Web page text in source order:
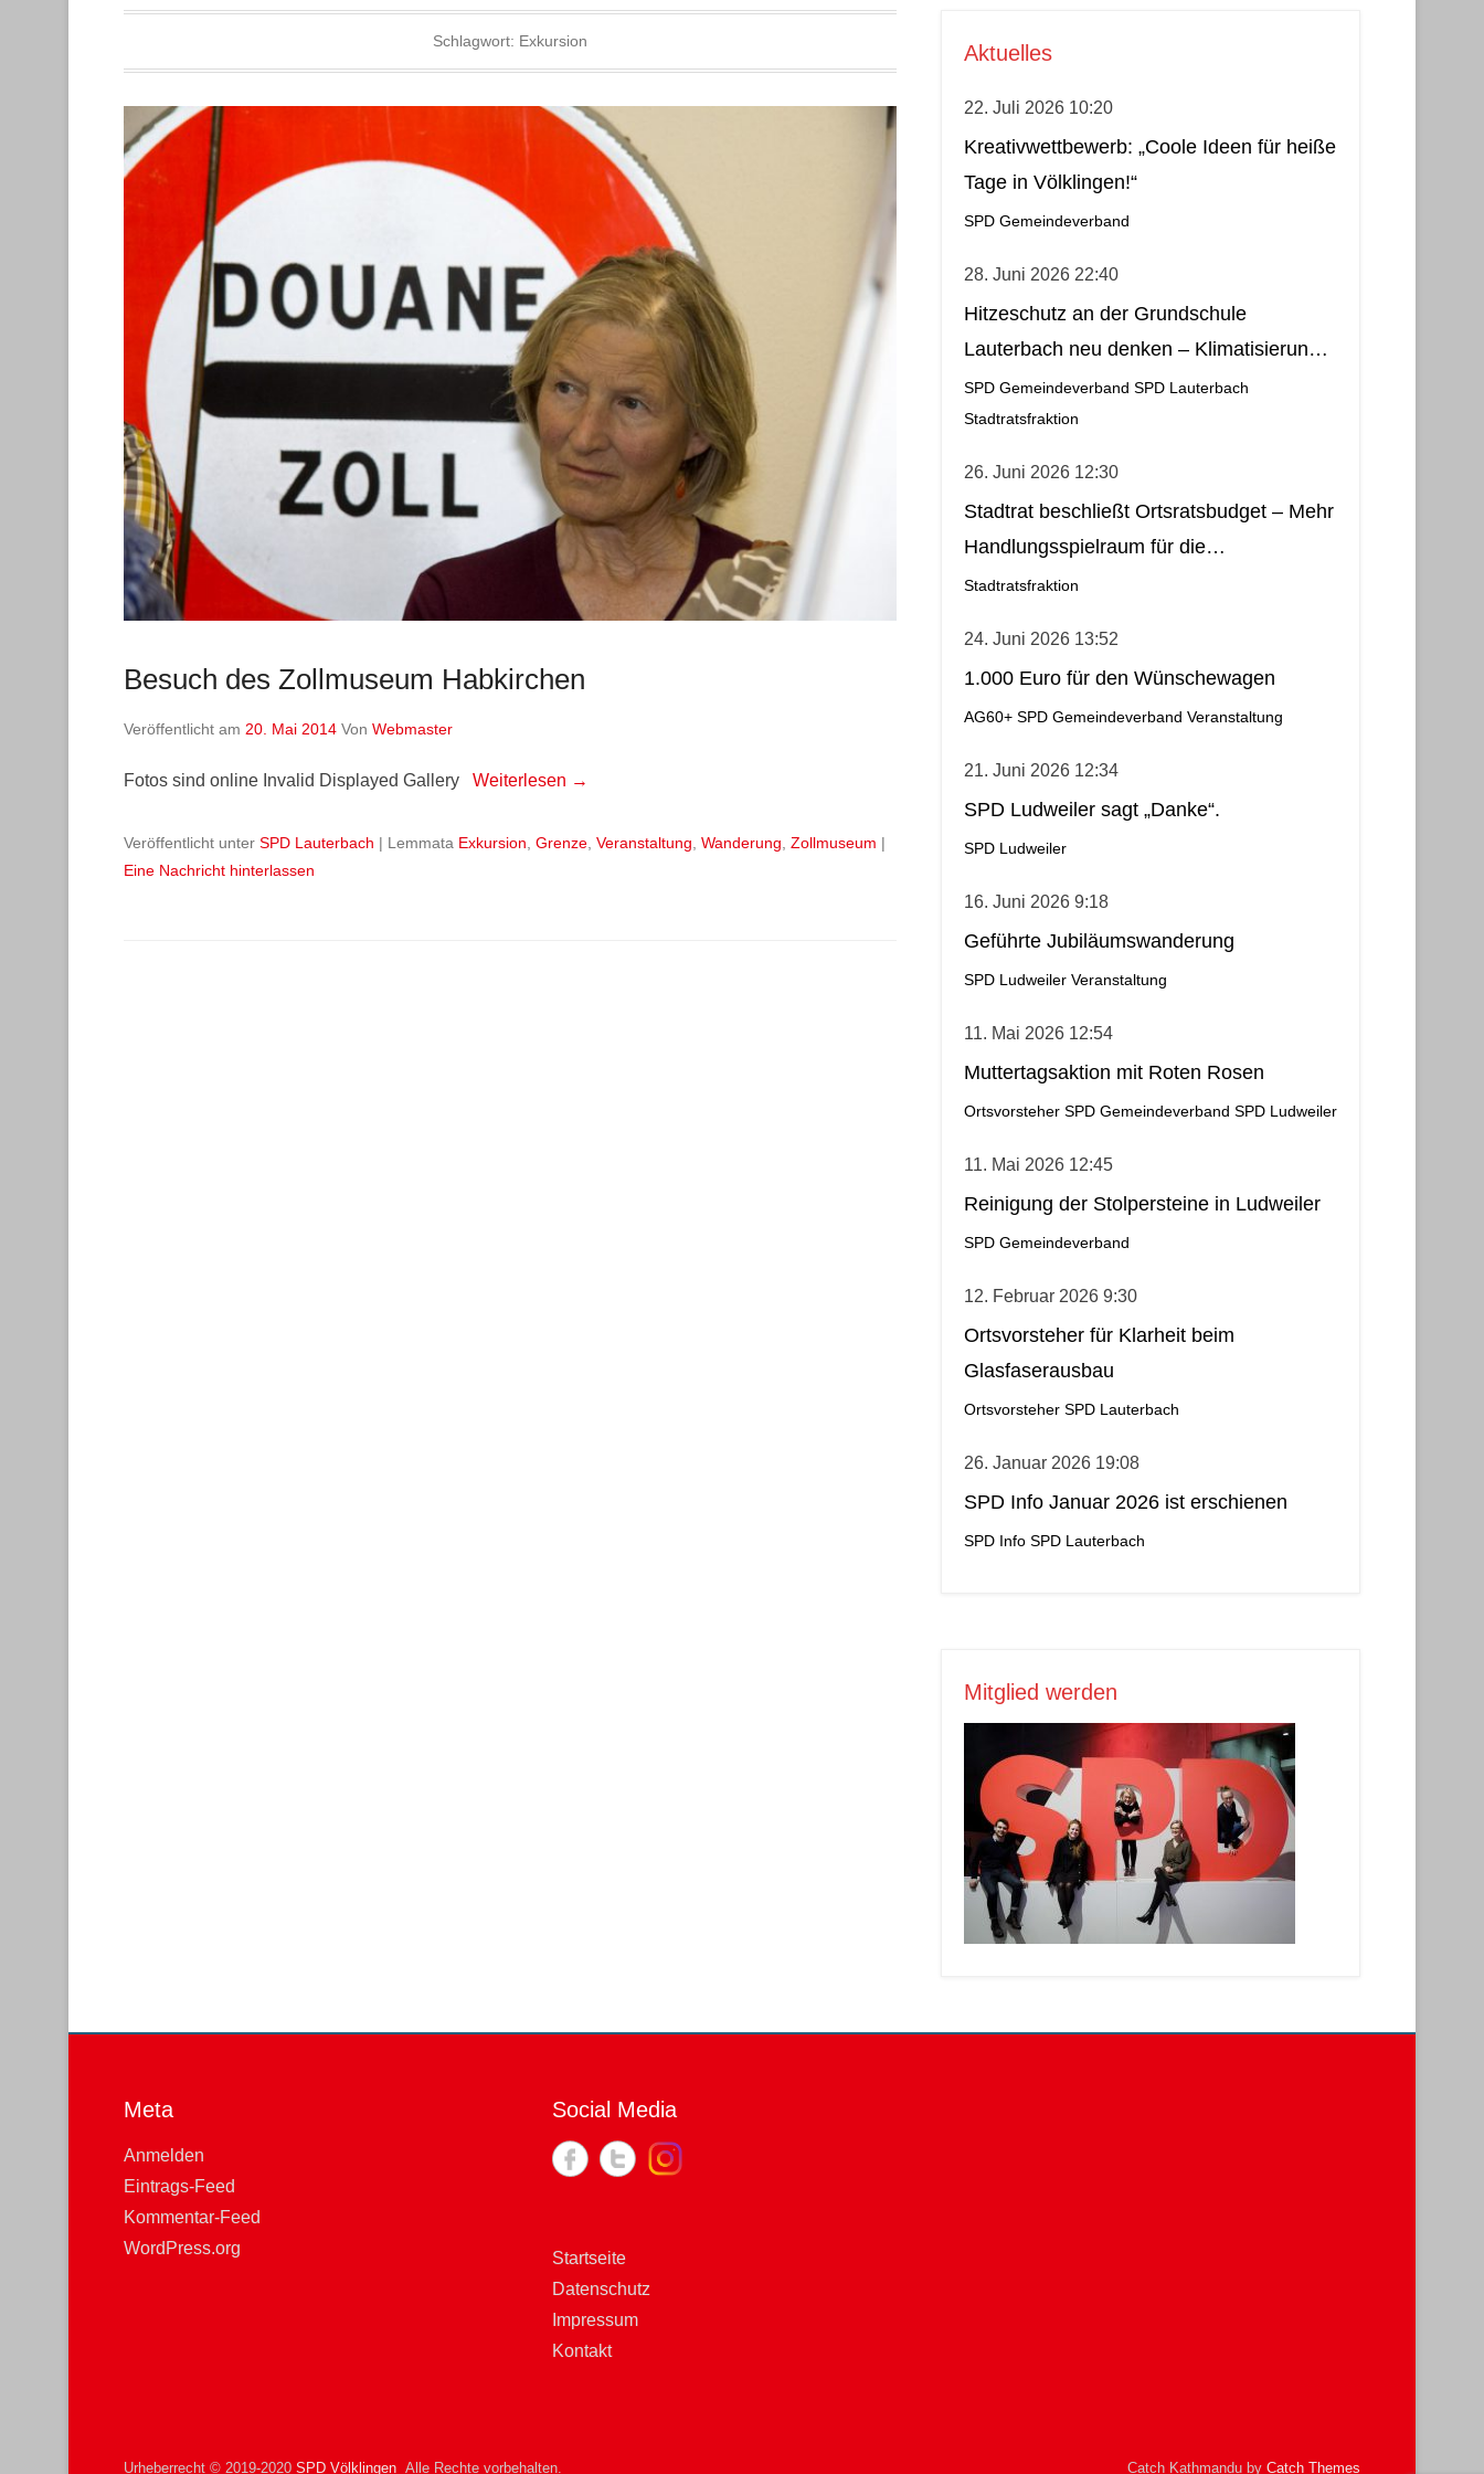
Schlagwort: Exkursion
Besuch des Zollmuseum Habkirchen
Veröffentlicht am 20. Mai 2014 Von Webmaster
Fotos sind online Invalid Displayed Gallery Weiterlesen →
Veröffentlicht unter SPD Lauterbach | Lemmata Exkursion Grenze Veranstaltung Wanderung Zollmuseum |
Eine Nachricht hinterlassen
Aktuelles
22. Juli 2026 10:20
Kreativwettbewerb: „Coole Ideen für heiße
Tage in Völklingen!“
SPD Gemeindeverband
28. Juni 2026 22:40
Hitzeschutz an der Grundschule
Lauterbach neu denken – Klimatisierung
als wirtschaftliche und nachhaltige Lösung
SPD Gemeindeverband SPD Lauterbach
Stadtratsfraktion
26. Juni 2026 12:30
Stadtrat beschließt Ortsratsbudget – Mehr
Handlungsspielraum für die
Gemeindebezirke
Stadtratsfraktion
24. Juni 2026 13:52
1.000 Euro für den Wünschewagen
AG60+ SPD Gemeindeverband Veranstaltung
21. Juni 2026 12:34
SPD Ludweiler sagt „Danke“.
SPD Ludweiler
16. Juni 2026 9:18
Geführte Jubiläumswanderung
SPD Ludweiler Veranstaltung
11. Mai 2026 12:54
Muttertagsaktion mit Roten Rosen
Ortsvorsteher SPD Gemeindeverband SPD Ludweiler
11. Mai 2026 12:45
Reinigung der Stolpersteine in Ludweiler
SPD Gemeindeverband
12. Februar 2026 9:30
Ortsvorsteher für Klarheit beim
Glasfaserausbau
Ortsvorsteher SPD Lauterbach
26. Januar 2026 19:08
SPD Info Januar 2026 ist erschienen
SPD Info SPD Lauterbach
Mitglied werden
Meta
Anmelden
Eintrags-Feed
Kommentar-Feed
WordPress.org
Social Media
Startseite
Datenschutz
Impressum
Kontakt
Urheberrecht © 2019-2020 SPD Völklingen Alle Rechte vorbehalten. Catch Kathmandu by Catch Themes